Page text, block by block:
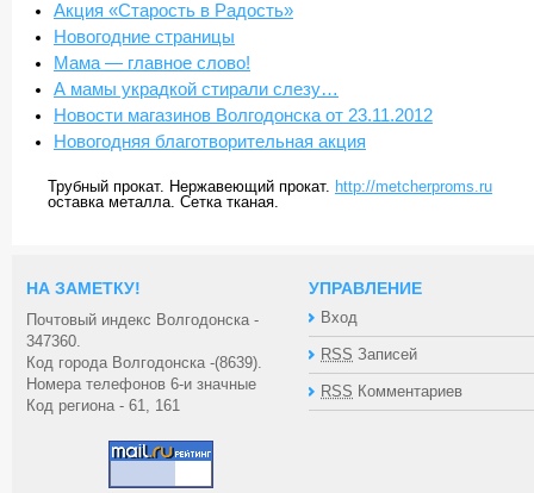
Акция «Старость в Радость»
Новогодние страницы
Мама — главное слово!
А мамы украдкой стирали слезу…
Новости магазинов Волгодонска от 23.11.2012
Новогодняя благотворительная акция
Трубный прокат. Нержавеющий прокат. http://metcherproms.ru
оставка металла. Сетка тканая.
НА ЗАМЕТКУ!
Почтовый индекс Волгодонска -
347360.
Код города Волгодонска -(8639).
Номера телефонов 6-и значные
Код региона - 61, 161
УПРАВЛЕНИЕ
Вход
RSS Записей
RSS Комментариев